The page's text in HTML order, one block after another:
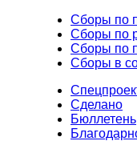
Сборы по
Сборы по
Сборы по
Сборы в
Сделано
Бюллетень